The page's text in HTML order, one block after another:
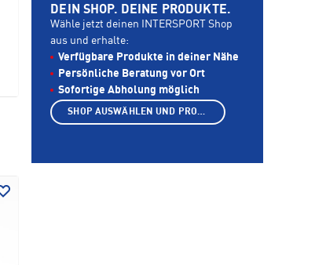
DEIN SHOP. DEINE PRODUKTE.
Wähle jetzt deinen INTERSPORT Shop
aus und erhalte:
Verfügbare Produkte in deiner Nähe
Persönliche Beratung vor Ort
Sofortige Abholung möglich
SHOP AUSWÄHLEN UND PRODUKTE ANZEIGEN